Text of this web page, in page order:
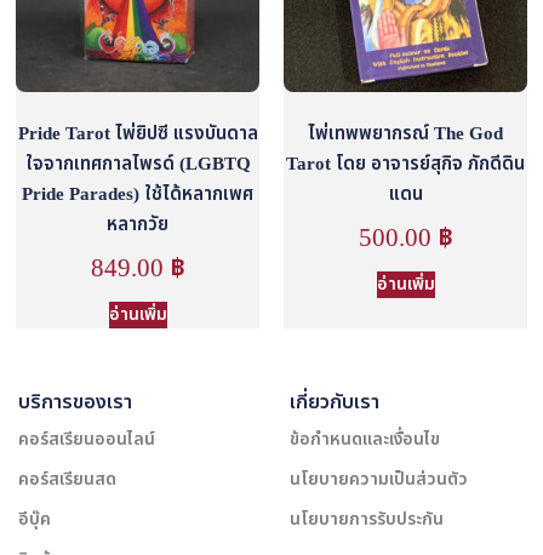
Pride Tarot ไพ่ยิปซี แรงบันดาล
ใจจากเทศกาลไพรด์ (LGBTQ
Pride Parades) ใช้ได้หลากเพศ
หลากวัย
849.00 ฿
อ่านเพิ่ม
ไพ่เทพพยากรณ์ The God
Tarot โดย อาจารย์สุกิจ ภักดีดิน
แดน
500.00 ฿
อ่านเพิ่ม
บริการของเรา
คอร์สเรียนออนไลน์
คอร์สเรียนสด
อีบุ๊ค
เกี่ยวกับเรา
ข้อกำหนดและเงื่อนไข
นโยบายความเป็นส่วนตัว
นโยบายการรับประกัน